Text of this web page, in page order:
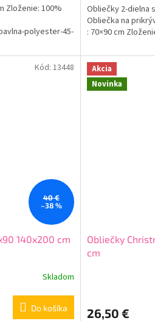
Zloženie: 100%
polyester-45-
Obliečky 2-dielna
Obliečka na
: 70×90 cm
40 €
–38 %
140x200 cm
Skladom
Do košíka
Kód: 13448
Akcia
Novinka
Obliečky
cm
26,50 €